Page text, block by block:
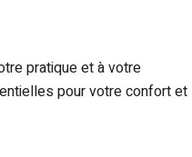
pratique et à votre
pour votre confort et